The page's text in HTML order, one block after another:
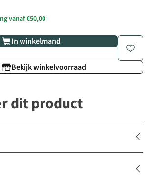
vanaf €50,00
In winkelmand
Bekijk winkelvoorraad
dit product